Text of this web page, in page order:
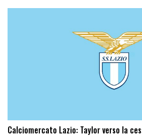
Calciomercato Lazio: Taylor verso la